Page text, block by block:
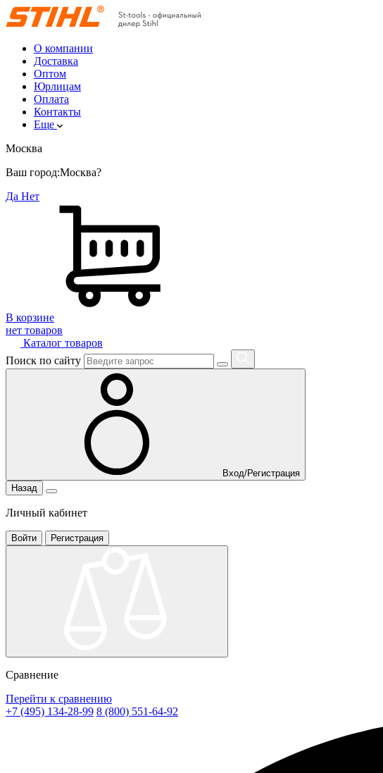
О компании
Доставка
Оптом
Юрлицам
Оплата
Контакты
Еще
Москва
Ваш город:Москва?
Да Нет
В корзине
нет товаров
Каталог товаров
Поиск по сайту
Вход/Регистрация
Назад
Личный кабинет
Войти Регистрация
Сравнение
Перейти к сравнению
+7 (495) 134-28-99 8 (800) 551-64-92